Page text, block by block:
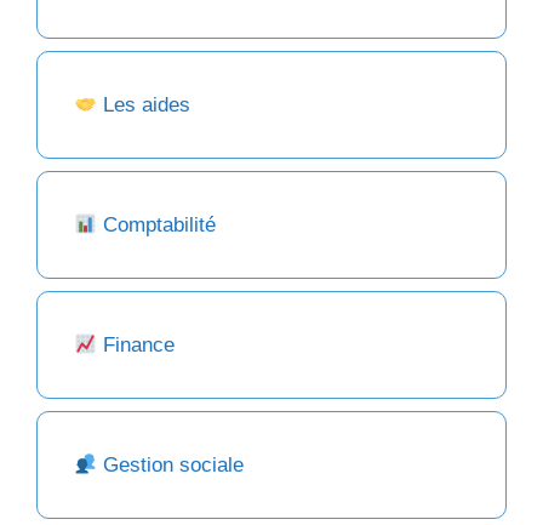
Les aides
Comptabilité
Finance
Gestion sociale